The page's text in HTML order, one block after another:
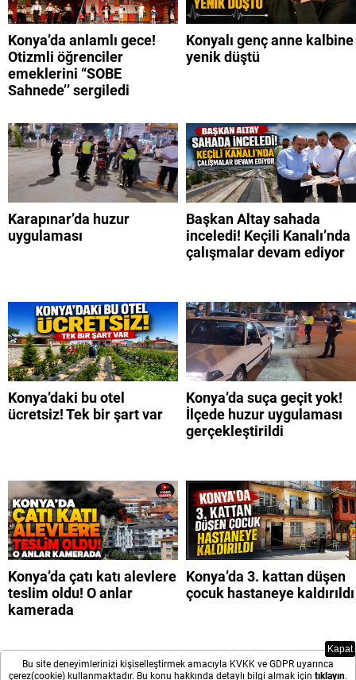
Konya’da anlamlı gece!
Otizmli öğrenciler
emeklerini “SOBE
Sahnede’’ sergiledi
Konyalı genç anne kalbine
yenik düştü
Karapınar’da huzur
uygulaması
Başkan Altay sahada
inceledi! Keçili Kanalı’nda
çalışmalar devam ediyor
Konya’daki bu otel
ücretsiz! Tek bir şart var
Konya’da suça geçit yok!
İlçede huzur uygulaması
gerçekleştirildi
Konya’da çatı katı alevlere
teslim oldu! O anlar
kamerada
Konya’da 3. kattan düşen
çocuk hastaneye kaldırıldı
Bu site deneyimlerinizi kişiselleştirmek amacıyla KVKK ve GDPR uyarınca
çerez(cookie) kullanmaktadır. Bu konu hakkında detaylı bilgi almak için tıklayın.
Kapat